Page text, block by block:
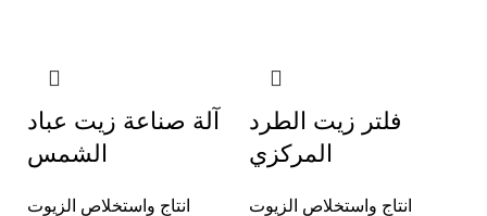
آلة صناعة زيت عباد
الشمس
انتاج واستخلاص الزيوت
فلتر زيت الطرد
المركزي
انتاج واستخلاص الزيوت